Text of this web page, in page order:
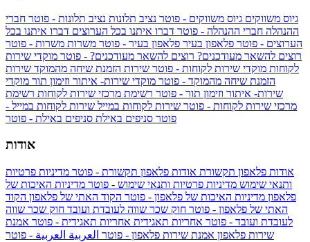
גיוס משווקים גיוס משווקים - פוטר נציב תלונות נציב תלונות - פוטר חברי
ההנהלה חברי ההנהלה - פוטר דברו איתנו בכל הערוצים דברו איתנו בכל
הערוצים - פוטר פלאפון בעיר פלאפון בעיר - פוטר משרות משרות - פוטר
רוצים להשאר מעודכנים? רוצים להשאר מעודכנים? - פוטר מוקדי שירות
לקוחות מוקדי שירות לקוחות - פוטר שירות הזמנת שיחה מהמוקד שירות
הזמנת שיחה מהמוקד - פוטר מוקדי שירות- איתור וזימון תור מוקדי
שירות- איתור וזימון תור - פוטר רשימת מרכזי שירות לקוחות רשימת
מרכזי שירות לקוחות - פוטר שירות לקוחות במייל שירות לקוחות במייל -
פוטר סניפים באילת סניפים באילת - פוטר
אודות
אודות פלאפון תקשורת אודות פלאפון תקשורת - פוטר מדיניות פרטיות
ותנאי שימוש מדיניות פרטיות ותנאי שימוש - פוטר מדיניות האיכות של
פלאפון מדיניות האיכות של פלאפון - פוטר הקוד האתי של פלאפון הקוד
האתי של פלאפון - פוטר חוק שכר שווה לעובדת ועובד חוק שכר שווה
לעובדת ועובד - פוטר אחריות תאגידית אחריות תאגידית - פוטר אמנת
שירות פלאפון אמנת שירות פלאפון - פוטר العربية العربية - פוטר